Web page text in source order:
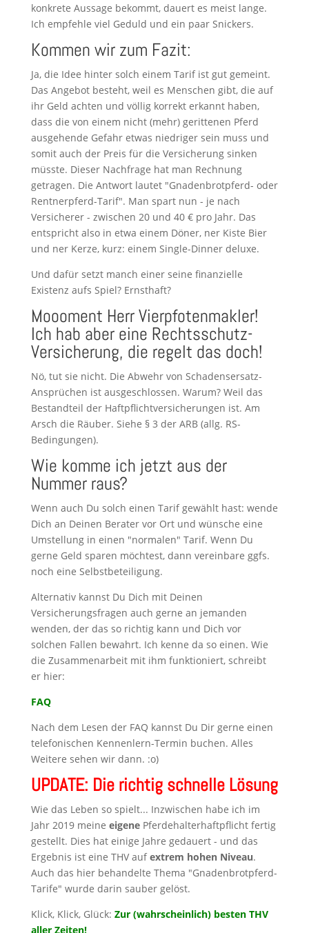
konkrete Aussage bekommt, dauert es meist lange.
Ich empfehle viel Geduld und ein paar Snickers.
Kommen wir zum Fazit:
Ja, die Idee hinter solch einem Tarif ist gut gemeint.
Das Angebot besteht, weil es Menschen gibt, die auf
ihr Geld achten und völlig korrekt erkannt haben,
dass die von einem nicht (mehr) gerittenen Pferd
ausgehende Gefahr etwas niedriger sein muss und
somit auch der Preis für die Versicherung sinken
müsste. Dieser Nachfrage hat man Rechnung
getragen. Die Antwort lautet "Gnadenbrotpferd- oder
Rentnerpferd-Tarif". Man spart nun - je nach
Versicherer - zwischen 20 und 40 € pro Jahr. Das
entspricht also in etwa einem Döner, ner Kiste Bier
und ner Kerze, kurz: einem Single-Dinner deluxe.
Und dafür setzt manch einer seine finanzielle
Existenz aufs Spiel? Ernsthaft?
Moooment Herr Vierpfotenmakler!
Ich hab aber eine Rechtsschutz-
Versicherung, die regelt das doch!
Nö, tut sie nicht. Die Abwehr von Schadensersatz-
Ansprüchen ist ausgeschlossen. Warum? Weil das
Bestandteil der Haftpflichtversicherungen ist. Am
Arsch die Räuber. Siehe § 3 der ARB (allg. RS-
Bedingungen).
Wie komme ich jetzt aus der
Nummer raus?
Wenn auch Du solch einen Tarif gewählt hast: wende
Dich an Deinen Berater vor Ort und wünsche eine
Umstellung in einen "normalen" Tarif. Wenn Du
gerne Geld sparen möchtest, dann vereinbare ggfs.
noch eine Selbstbeteiligung.
Alternativ kannst Du Dich mit Deinen
Versicherungsfragen auch gerne an jemanden
wenden, der das so richtig kann und Dich vor
solchen Fallen bewahrt. Ich kenne da so einen. Wie
die Zusammenarbeit mit ihm funktioniert, schreibt
er hier:
FAQ
Nach dem Lesen der FAQ kannst Du Dir gerne einen
telefonischen Kennenlern-Termin buchen. Alles
Weitere sehen wir dann. :o)
UPDATE: Die richtig schnelle Lösung
Wie das Leben so spielt... Inzwischen habe ich im
Jahr 2019 meine eigenePferdehalterhaftpflicht fertig
gestellt. Dies hat einige Jahre gedauert - und das
Ergebnis ist eine THV aufextrem hohen Niveau.
Auch das hier behandelte Thema "Gnadenbrotpferd-
Tarife" wurde darin sauber gelöst.
Klick, Klick, Glück: Zur (wahrscheinlich) besten THV
aller Zeiten!